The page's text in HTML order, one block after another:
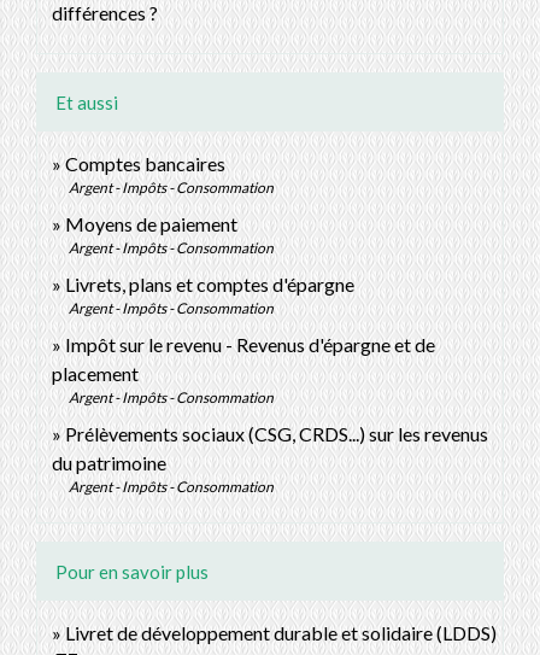
différences ?
Et aussi
Comptes bancaires
Argent - Impôts - Consommation
Moyens de paiement
Argent - Impôts - Consommation
Livrets, plans et comptes d'épargne
Argent - Impôts - Consommation
Impôt sur le revenu - Revenus d'épargne et de
placement
Argent - Impôts - Consommation
Prélèvements sociaux (CSG, CRDS...) sur les revenus
du patrimoine
Argent - Impôts - Consommation
Pour en savoir plus
Livret de développement durable et solidaire (LDDS)